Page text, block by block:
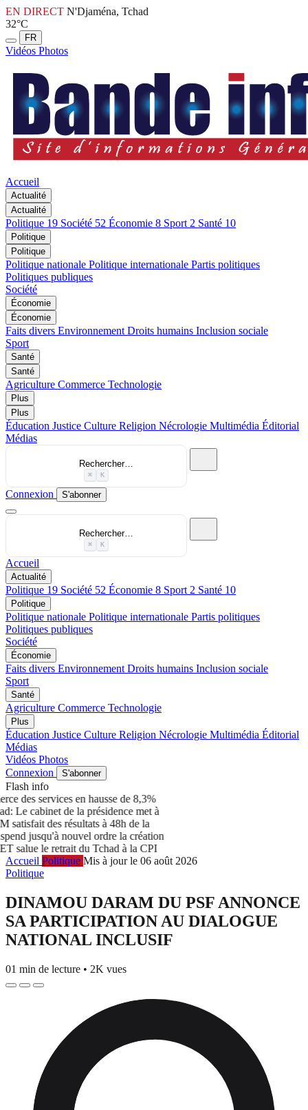
EN DIRECT N'Djaména, Tchad
32°C
FR
Vidéos Photos
Accueil
Actualité
Actualité
Politique 19 Société 52 Économie 8 Sport 2 Santé 10
Politique
Politique
Politique nationale Politique internationale Partis politiques
Politiques publiques
Société
Économie
Économie
Faits divers Environnement Droits humains Inclusion sociale
Sport
Santé
Santé
Agriculture Commerce Technologie
Plus
Plus
Éducation Justice Culture Religion Nécrologie Multimédia Éditorial
Médias
Rechercher…
⌘ K
Connexion S'abonner
Rechercher…
⌘ K
Accueil
Actualité
Politique 19 Société 52 Économie 8 Sport 2 Santé 10
Politique
Politique nationale Politique internationale Partis politiques
Politiques publiques
Société
Économie
Faits divers Environnement Droits humains Inclusion sociale
Sport
Santé
Agriculture Commerce Technologie
Plus
Éducation Justice Culture Religion Nécrologie Multimédia Éditorial
Médias
Vidéos Photos
Connexion
S'abonner
Flash info
des services en hausse de 8,3%
Le cabinet de la présidence met à
des résultats à 48h de la
jusqu'à nouvel ordre la création
le retrait du Tchad à la CPI
Accueil Politique Mis à jour le 06 août 2026
Politique
DINAMOU DARAM DU PSF ANNONCE
SA PARTICIPATION AU DIALOGUE
NATIONAL INCLUSIF
01 min de lecture • 2K vues